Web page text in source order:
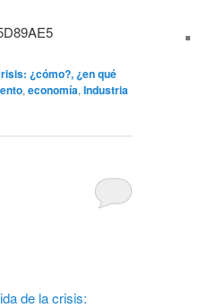
¿cómo?, ¿en qué
, economía, Industria
de la crisis: